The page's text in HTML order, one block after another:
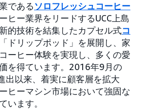
であるソロフレッシュコーヒー
ヒー業界をリードするUCC上島
的技術を結集したカプセル式コ
ドリップポッド」を展開し、家
ーヒー体験を実現し、多くの愛
を得ています。2016年9月の
出以来、着実に顧客層を拡大
ヒーマシン市場において強固な
います。